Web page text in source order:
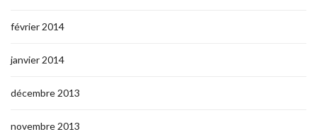
février 2014
janvier 2014
décembre 2013
novembre 2013